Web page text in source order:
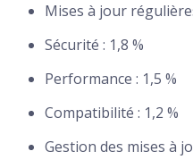
Mises à jour
Sécurité : 1,8 %
Performance : 1,5 %
Compatibilité : 1,2 %
Gestion des mises à